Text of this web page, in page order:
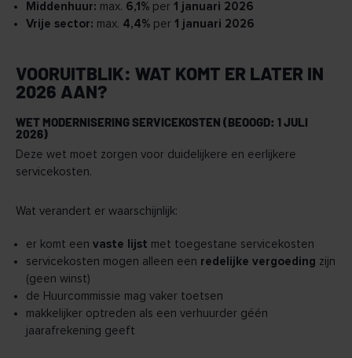
Middenhuur: max. 6,1%per 1 januari 2026
Vrije sector: max. 4,4%per 1 januari 2026
VOORUITBLIK: WAT KOMT ER LATER IN
2026 AAN?
WET MODERNISERING SERVICEKOSTEN (BEOOGD: 1 JULI
2026)
Deze wet moet zorgen voor duidelijkere en eerlijkere
servicekosten.
Wat verandert er waarschijnlijk:
er komt een vaste lijst met toegestane servicekosten
servicekosten mogen alleen een redelijke vergoeding zijn
(geen winst)
de Huurcommissie mag vaker toetsen
makkelijker optreden als een verhuurder géén
jaarafrekening geeft